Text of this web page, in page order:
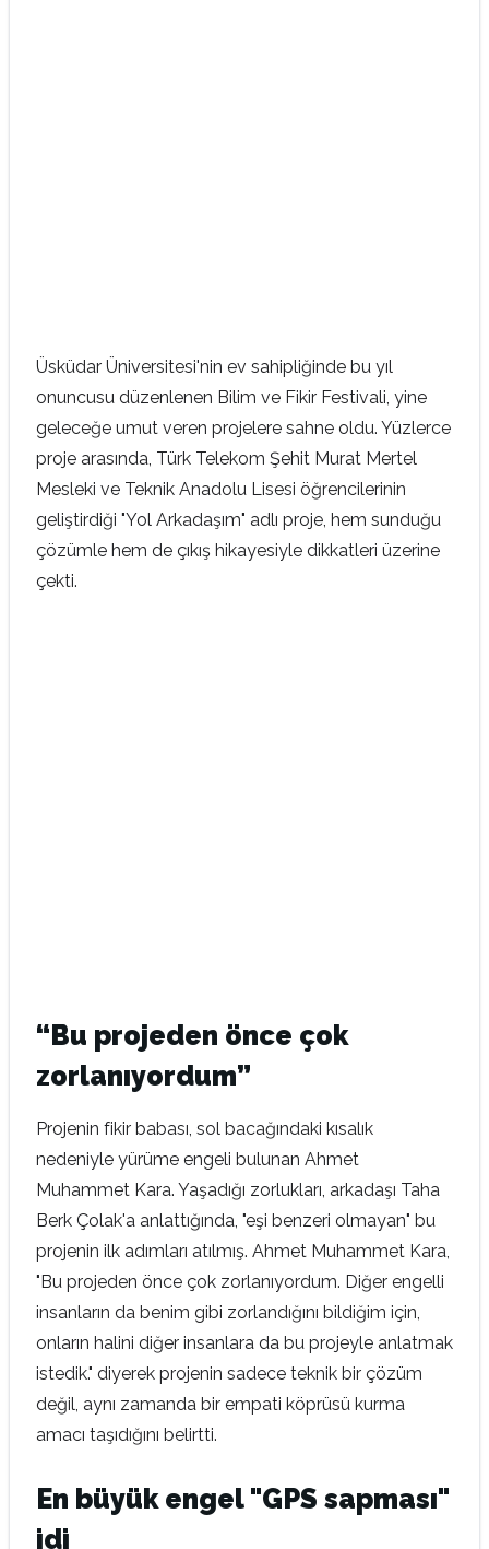
Üsküdar Üniversitesi'nin ev sahipliğinde bu yıl
onuncusu düzenlenen Bilim ve Fikir Festivali, yine
geleceğe umut veren projelere sahne oldu. Yüzlerce
proje arasında, Türk Telekom Şehit Murat Mertel
Mesleki ve Teknik Anadolu Lisesi öğrencilerinin
geliştirdiği "Yol Arkadaşım" adlı proje, hem sunduğu
çözümle hem de çıkış hikayesiyle dikkatleri üzerine
çekti.
“Bu projeden önce çok
zorlanıyordum”
Projenin fikir babası, sol bacağındaki kısalık
nedeniyle yürüme engeli bulunan Ahmet
Muhammet Kara. Yaşadığı zorlukları, arkadaşı Taha
Berk Çolak'a anlattığında, "eşi benzeri olmayan" bu
projenin ilk adımları atılmış. Ahmet Muhammet Kara,
"Bu projeden önce çok zorlanıyordum. Diğer engelli
insanların da benim gibi zorlandığını bildiğim için,
onların halini diğer insanlara da bu projeyle anlatmak
istedik." diyerek projenin sadece teknik bir çözüm
değil, aynı zamanda bir empati köprüsü kurma
amacı taşıdığını belirtti.
En büyük engel "GPS sapması"
idi